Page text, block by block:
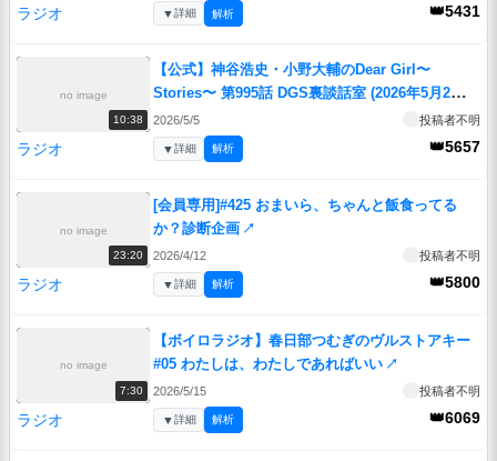
ラジオ 👑5431
▼詳細 解析
no image
10:38
【公式】神谷浩史・小野大輔のDear Girl〜
Stories〜 第995話 DGS裏談話室 (2026年5月2日放
送分)↗
2026/5/5 投稿者不明
ラジオ 👑5657
▼詳細 解析
no image
23:20
[会員専用]#425 おまいら、ちゃんと飯食ってる
か？診断企画 ↗
2026/4/12 投稿者不明
ラジオ 👑5800
▼詳細 解析
no image
7:30
【ボイロラジオ】春日部つむぎのヴルストアキー
#05 わたしは、わたしであればいい ↗
2026/5/15 投稿者不明
ラジオ 👑6069
▼詳細 解析